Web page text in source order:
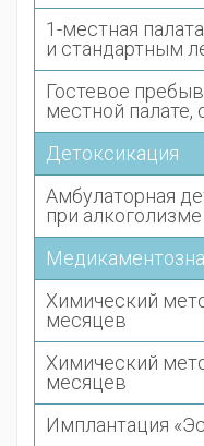
1-местная
и стандартным
Гостевое
местной палате,
Детоксикация
Амбулаторная
при алкоголизме
Химический
месяцев
Химический
месяцев
Имплантация